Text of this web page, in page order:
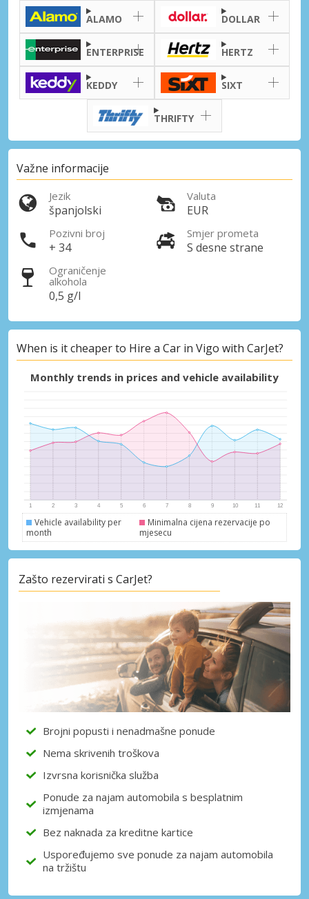
Posebni popusti
Pristupite ekskluzivnim ponudama naših
dobavljača
Prijava putem eLinka
ALAMO DOLLAR
ENTERPRISE HERTZ
KEDDY SIXT
THRIFTY
Važne informacije
Jezik
španjolski
Valuta
EUR
Pozivni broj
+ 34
Smjer prometa
S desne strane
Ograničenje
alkohola
0,5 g/l
When is it cheaper to Hire a Car in Vigo with CarJet?
Monthly trends in prices and vehicle availability
Vehicle availability per
month
Minimalna cijena rezervacije po
mjesecu
Zašto rezervirati s CarJet?
Brojni popusti i nenadmašne ponude
Nema skrivenih troškova
Izvrsna korisnička služba
Ponude za najam automobila s besplatnim
izmjenama
Bez naknada za kreditne kartice
Uspoređujemo sve ponude za najam automobila
na tržištu